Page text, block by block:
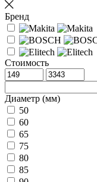
Бренд
Стоимость
Диаметр (мм)
50
60
65
75
80
85